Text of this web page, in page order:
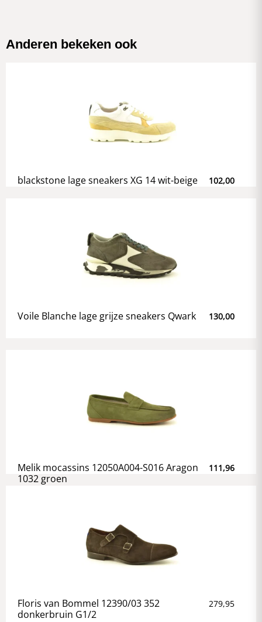
Anderen bekeken ook
blackstone lage sneakers XG 14 wit-beige 102,00
Voile Blanche lage grijze sneakers Qwark 130,00
Melik mocassins 12050A004-S016 Aragon
1032 groen
111,96
Floris van Bommel 12390/03 352
donkerbruin G1/2
279,95